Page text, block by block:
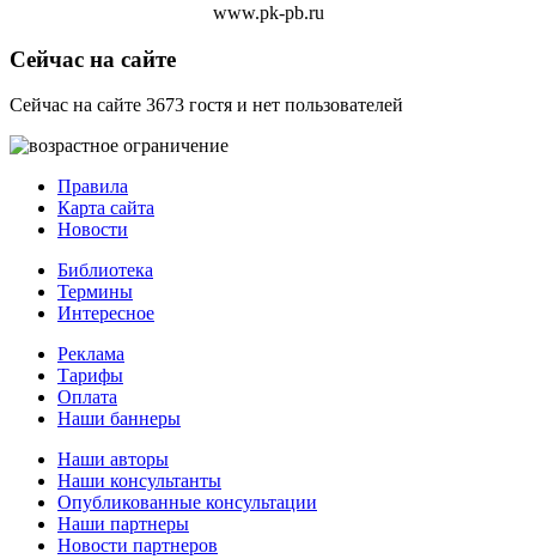
www.pk-pb.ru
Сейчас на сайте
Сейчас на сайте 3673 гостя и нет пользователей
Правила
Карта сайта
Новости
Библиотека
Термины
Интересное
Реклама
Тарифы
Оплата
Наши баннеры
Наши авторы
Наши консультанты
Опубликованные консультации
Наши партнеры
Новости партнеров